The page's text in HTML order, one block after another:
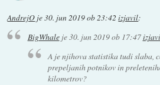
AndrejO je30. jun 2019 ob 23:42 izjavil:
BigWhaleje30. jun 2019 ob 17:47
A je njihova statistika tudi slaba,
prepeljanih potnikov in
kilometrov?